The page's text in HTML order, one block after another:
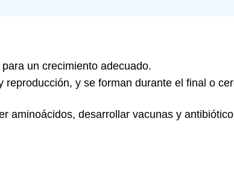
un crecimiento adecuado.
y se forman durante el final o
aminoácidos, desarrollar vacunas y